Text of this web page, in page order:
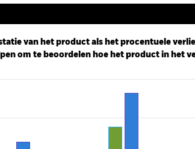
van het product als het procentuele
om te beoordelen hoe het product in het